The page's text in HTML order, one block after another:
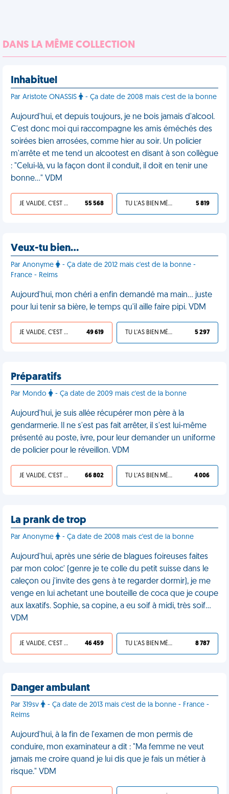
DANS LA MÊME COLLECTION
Inhabituel
Par Aristote ONASSIS - Ça date de 2008 mais c'est de la bonne
Aujourd'hui, et depuis toujours, je ne bois jamais d'alcool.
C'est donc moi qui raccompagne les amis éméchés des
soirées bien arrosées, comme hier au soir. Un policier
m'arrête et me tend un alcootest en disant à son collègue
: "Celui-là, vu la façon dont il conduit, il doit en tenir une
bonne…" VDM
JE VALIDE, C'EST UNE VDM 55 568 TU L'AS BIEN MÉRITÉ 5 819
Veux-tu bien…
Par Anonyme
- Ça date de 2012 mais c'est de la bonne -
France - Reims
Aujourd'hui, mon chéri a enfin demandé ma main… juste
pour lui tenir sa bière, le temps qu'il aille faire pipi. VDM
JE VALIDE, C'EST UNE VDM 49 619 TU L'AS BIEN MÉRITÉ 5 297
Préparatifs
Par Mondo - Ça date de 2009 mais c'est de la bonne
Aujourd'hui, je suis allée récupérer mon père à la
gendarmerie. Il ne s'est pas fait arrêter, il s'est lui-même
présenté au poste, ivre, pour leur demander un uniforme
de policier pour le réveillon. VDM
JE VALIDE, C'EST UNE VDM 66 802 TU L'AS BIEN MÉRITÉ 4 006
La prank de trop
Par Anonyme - Ça date de 2008 mais c'est de la bonne
Aujourd'hui, après une série de blagues foireuses faites
par mon coloc' (genre je te colle du petit suisse dans le
caleçon ou j'invite des gens à te regarder dormir), je me
venge en lui achetant une bouteille de coca que je coupe
aux laxatifs. Sophie, sa copine, a eu soif à midi, très soif...
VDM
JE VALIDE, C'EST UNE VDM 46 459 TU L'AS BIEN MÉRITÉ 8 787
Danger ambulant
Par 319sv
- Ça date de 2013 mais c'est de la bonne - France -
Reims
Aujourd'hui, à la fin de l'examen de mon permis de
conduire, mon examinateur a dit : "Ma femme ne veut
jamais me croire quand je lui dis que je fais un métier à
risque." VDM